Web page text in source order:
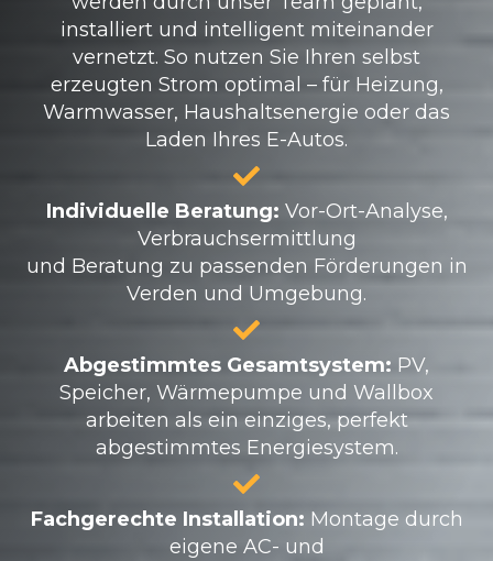
installiert und intelligent miteinander
vernetzt. So nutzen Sie Ihren selbst
erzeugten Strom optimal – für Heizung,
Warmwasser, Haushaltsenergie oder das
Laden Ihres E-Autos.
Individuelle Beratung: Vor-Ort-Analyse,
Verbrauchsermittlung
und Beratung zu passenden Förderungen in
Verden und Umgebung.
Abgestimmtes Gesamtsystem: PV,
Speicher, Wärmepumpe und Wallbox
arbeiten als ein einziges, perfekt
abgestimmtes Energiesystem.
Fachgerechte Installation: Montage durch
eigene AC- und